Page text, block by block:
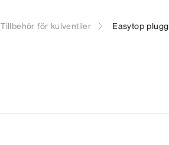
Tillbehör för kulventiler Easytop plugg